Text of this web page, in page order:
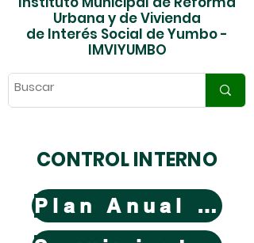
Urbana y de Vivienda
de Interés Social de Yumbo -
IMVIYUMBO
CONTROL INTERNO
Plan Anual de Auditorias